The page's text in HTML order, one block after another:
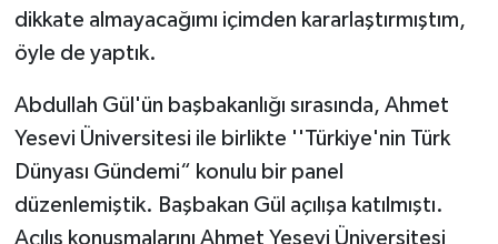
dikkate almayacağımı içimden kararlaştırmıştım,
öyle de yaptık.
Abdullah Gül'ün başbakanlığı sırasında, Ahmet
Yesevi Üniversitesi ile birlikte ''Türkiye'nin Türk
Dünyası Gündemi“ konulu bir panel
düzenlemiştik. Başbakan Gül açılışa katılmıştı.
Açılış konuşmalarını Ahmet Yesevi Üniversitesi